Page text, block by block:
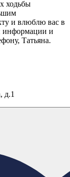
ходьбы
и влюблю вас в
информации и
Татьяна.
д.1